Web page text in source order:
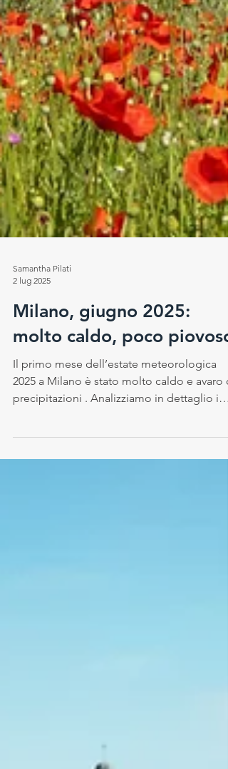
2 lug 2025
Milano, giugno 2025:
molto caldo, poco piovoso
Il primo mese dell’estate meteorologica
2025 a Milano è stato molto caldo e avaro di